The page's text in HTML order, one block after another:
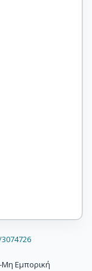
Εμπορική